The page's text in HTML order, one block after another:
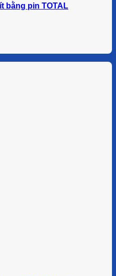
bằng pin TOTAL